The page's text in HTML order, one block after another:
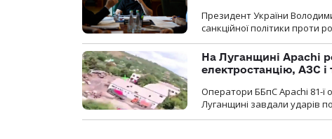
Президент України
санкційної політики проти
На Луганщині Apachi
електростанцію, АЗС і
Оператори ББпС Apachi 81-ї
Луганщині завдали ударів